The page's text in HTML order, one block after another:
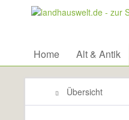
Home Alt & Antik
Übersicht